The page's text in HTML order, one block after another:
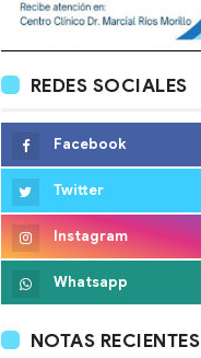
REDES SOCIALES
Facebook
Twitter
Instagram
Whatsapp
NOTAS RECIENTES